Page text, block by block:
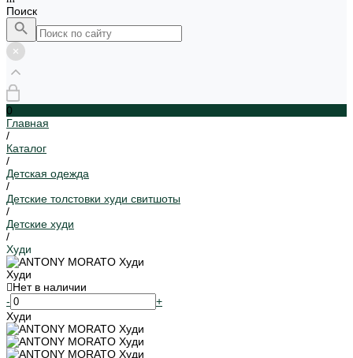
Поиск
0
Главная
/
Каталог
/
Детская одежда
/
Детские толстовки худи свитшоты
/
Детские худи
/
Худи
Худи
Нет в наличии
-
+
Худи